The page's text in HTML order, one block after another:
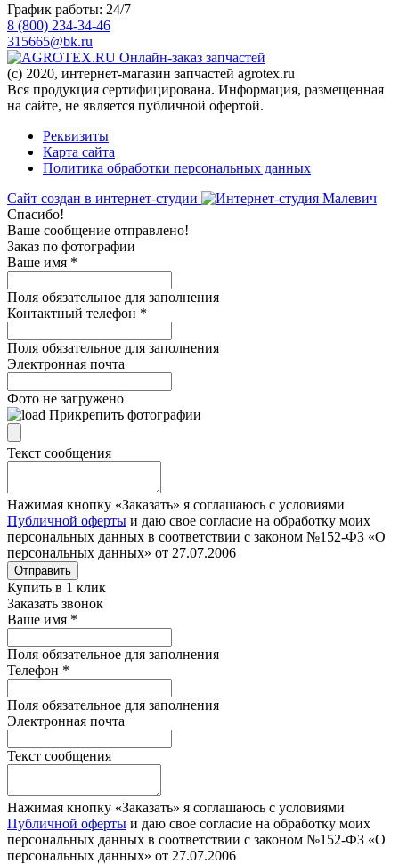
График работы: 24/7
8 (800) 234-34-46
315665@bk.ru
Онлайн-заказ запчастей
(c) 2020, интернет-магазин запчастей agrotex.ru
Вся продукция сертифицирована. Информация, размещенная
на сайте, не является публичной офертой.
Реквизиты
Карта сайта
Политика обработки персональных данных
Сайт создан в интернет-студии
Спасибо!
Ваше сообщение отправлено!
Заказ по фотографии
Ваше имя *
Поля обязательное для заполнения
Контактный телефон *
Поля обязательное для заполнения
Электронная почта
Фото не загружено
Прикрепить фотографии
Текст сообщения
Нажимая кнопку «Заказать» я соглашаюсь с условиями
Публичной оферты и даю свое согласие на обработку моих
персональных данных в соответствии с законом №152-ФЗ «О
персональных данных» от 27.07.2006
Отправить
Купить в 1 клик
Заказать звонок
Ваше имя *
Поля обязательное для заполнения
Телефон *
Поля обязательное для заполнения
Электронная почта
Текст сообщения
Нажимая кнопку «Заказать» я соглашаюсь с условиями
Публичной оферты и даю свое согласие на обработку моих
персональных данных в соответствии с законом №152-ФЗ «О
персональных данных» от 27.07.2006